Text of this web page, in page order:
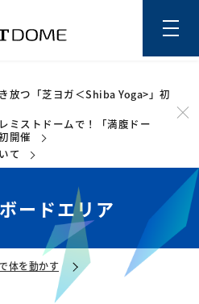
の本文を読む
放つ「芝ヨガ＜Shiba Yoga>」初
ミストドームで！「満腹ドー
開催
て
ードエリア
体を動かす